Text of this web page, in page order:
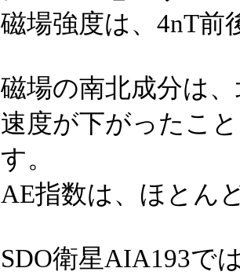
磁場強度は、4nT前
磁場の南北成分は
速度が下がったこ
す。
AE指数は、ほとん
SDO衛星AIA193で